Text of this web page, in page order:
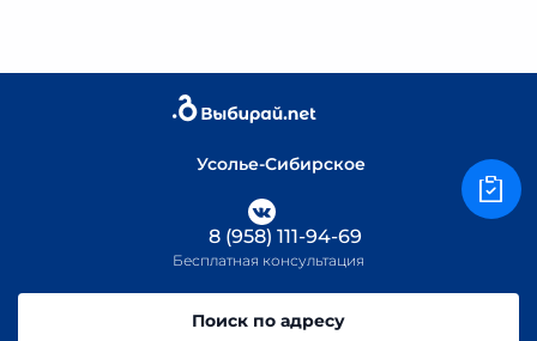
Усолье-Сибирское
8 (958) 111-94-69
Бесплатная консультация
Поиск по адресу